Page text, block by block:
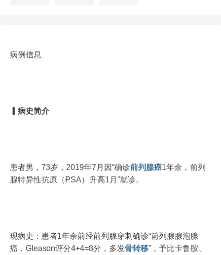
病例信息
病史简介
患者男，73岁，2019年7月因“确诊前列腺癌1年余，前列
腺特异性抗原（PSA）升高1月”就诊。
现病史：患者1年余前经前列腺穿刺确诊“前列腺腺泡腺
癌，Gleason评分4+4=8分，多发骨转移”，予比卡鲁胺、